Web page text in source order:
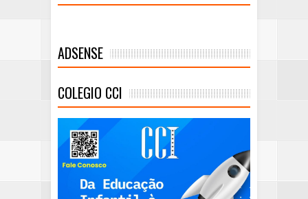
ADSENSE
COLEGIO CCI